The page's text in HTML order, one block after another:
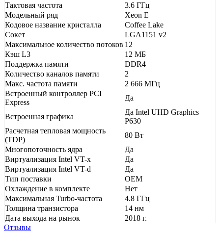
Тактовая частота
3.6 ГГц
Модельный ряд
Xeon E
Кодовое название кристалла
Coffee Lake
Сокет
LGA1151 v2
Максимальное количество потоков 12
Кэш L3
12 МБ
Поддержка памяти
DDR4
Количество каналов памяти
2
Макс. частота памяти
2 666 МГц
Встроенный контроллер PCI
Express
Да
Встроенная графика
Да Intel UHD Graphics
P630
Расчетная тепловая мощность
(TDP)
80 Вт
Многопоточность ядра
Да
Виртуализация Intel VT-x
Да
Виртуализация Intel VT-d
Да
Тип поставки
OEM
Охлаждение в комплекте
Нет
Максимальная Turbo-частота
4.8 ГГц
Толщина транзистора
14 нм
Дата выхода на рынок
2018 г.
Отзывы